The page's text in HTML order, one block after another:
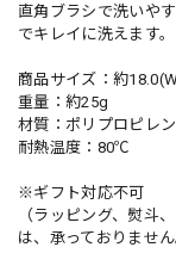
直角ブラシで洗いや
でキレイに洗えます。
商品サイズ：約
重量：約25g
材質：ポリプロピレン
耐熱温度：80℃
※ギフト対応不可
（ラッピング、熨斗
は、承っておりませ